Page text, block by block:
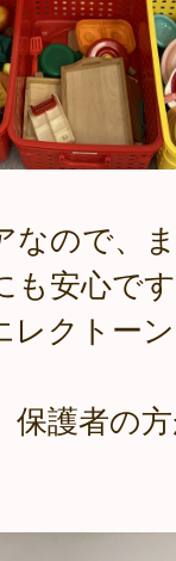
なので、
も安心で
レクトー
護者の